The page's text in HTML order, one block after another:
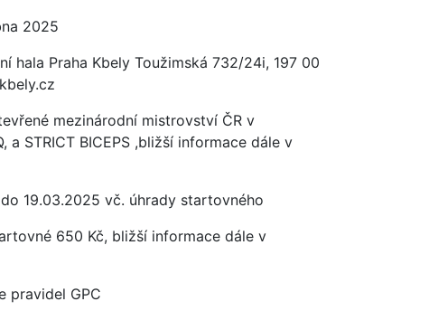
2025
hala Praha Kbely Toužimská 732/24i, 197 00
mezinárodní mistrovství ČR v
a STRICT BICEPS ,bližší informace dále v
19.03.2025 vč. úhrady startovného
650 Kč, bližší informace dále v
pravidel GPC